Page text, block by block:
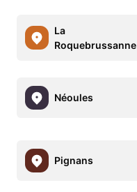
La
Roquebrussanne
Néoules
Pignans